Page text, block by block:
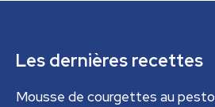
Les dernières recettes
Mousse de courgettes au pesto